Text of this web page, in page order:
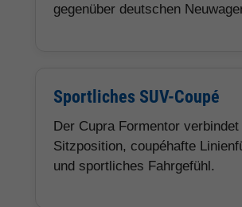
gegenüber deutschen
Sportliches SUV-Coupé
Der Cupra Formentor verbindet
Sitzposition, coupéhafte
und sportliches Fahrgefühl.